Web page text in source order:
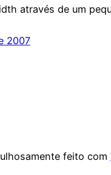
através de um
2007
feito com